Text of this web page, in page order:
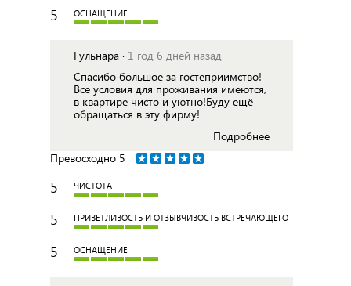
5 ОСНАЩЕНИЕ
Гульнара · 1 год 6 дней назад
Спасибо большое за гостеприимство!
Все условия для проживания имеются,
в квартире чисто и уютно!Буду ещё
обращаться в эту фирму!
Подробнее
Превосходно 5
5 ЧИСТОТА
5 ПРИВЕТЛИВОСТЬ И ОТЗЫВЧИВОСТЬ ВСТРЕЧАЮЩЕГО
5 ОСНАЩЕНИЕ